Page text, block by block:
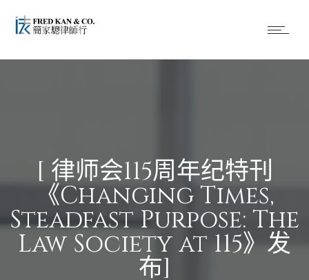
[ 律师会115周年纪特刊
《Changing Times,
Steadfast Purpose: The
Law Society at 115》发
布]